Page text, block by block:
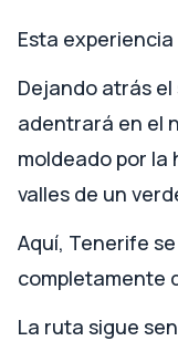
Esta
Dejando atrás
adentrará en el
moldeado por la
valles de un
Aquí, Tenerife
completamente
La ruta sigue